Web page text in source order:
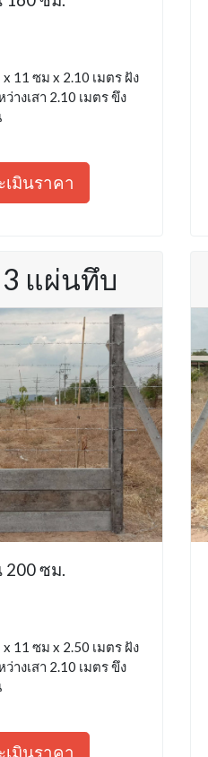
11 ซม x 2.10 เมตร ฝัง
างเสา 2.10 เมตร ขึง
เมินราคา
3 แผ่นทึบ
ซม.
11 ซม x 2.50 เมตร ฝัง
างเสา 2.10 เมตร ขึง
เมินราคา